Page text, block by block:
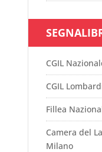
CGIL
CGIL
Fillea
Camera del
Milano